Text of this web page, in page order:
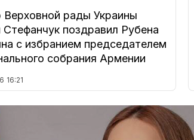
Верховной рады Украины
Стефанчук поздравил Рубена
с избранием председателем
собрания Армении
16:21